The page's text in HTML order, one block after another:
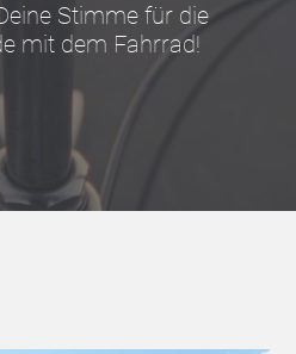
Stimme für die
mit dem Fahrrad!